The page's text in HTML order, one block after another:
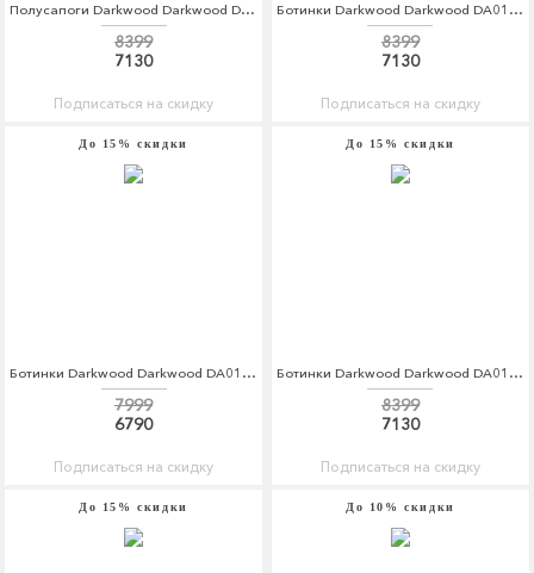
Полусапоги Darkwood Darkwood DA014AWCBGI4
8399
7130
Подписаться на скидку
Ботинки Darkwood Darkwood DA014AWCBGK4
8399
7130
Подписаться на скидку
До 15% скидки
Ботинки Darkwood Darkwood DA014AWCBGJ6
7999
6790
Подписаться на скидку
До 15% скидки
Ботинки Darkwood Darkwood DA014AWCBGJ9
8399
7130
Подписаться на скидку
До 15% скидки До 10% скидки